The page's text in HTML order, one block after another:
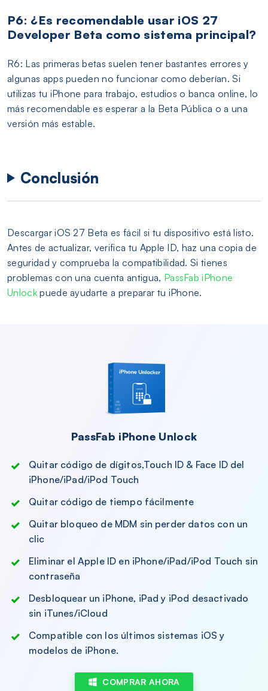
P6: ¿Es recomendable usar iOS 27
Developer Beta como sistema principal?
R6: Las primeras betas suelen tener bastantes errores y
algunas apps pueden no funcionar como deberían. Si
utilizas tu iPhone para trabajo, estudios o banca online, lo
más recomendable es esperar a la Beta Pública o a una
versión más estable.
Conclusión
Descargar iOS 27 Beta es fácil si tu dispositivo está listo.
Antes de actualizar, verifica tu Apple ID, haz una copia de
seguridad y comprueba la compatibilidad. Si tienes
problemas con una cuenta antigua, PassFab iPhone
Unlockpuede ayudarte a preparar tu iPhone.
PassFab iPhone Unlock
Quitar código de dígitos,Touch ID & Face ID del
iPhone/iPad/iPod Touch
Quitar código de tiempo fácilmente
Quitar bloqueo de MDM sin perder datos con un
clic
Eliminar el Apple ID en iPhone/iPad/iPod Touch sin
contraseña
Desbloquear un iPhone, iPad y iPod desactivado
sin iTunes/iCloud
Compatible con los últimos sistemas iOS y
modelos de iPhone.
COMPRAR AHORA